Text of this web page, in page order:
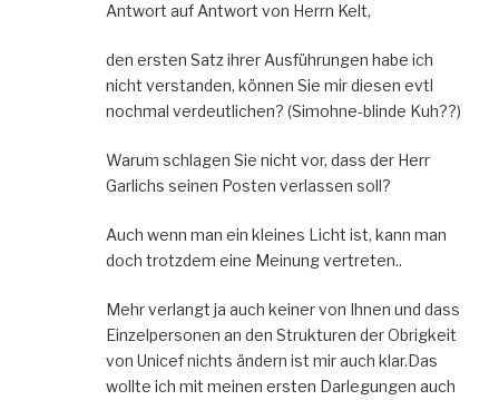
Antwort auf Antwort von Herrn Kelt,
den ersten Satz ihrer Ausführungen habe ich
nicht verstanden, können Sie mir diesen evtl
nochmal verdeutlichen? (Simohne-blinde Kuh??)
Warum schlagen Sie nicht vor, dass der Herr
Garlichs seinen Posten verlassen soll?
Auch wenn man ein kleines Licht ist, kann man
doch trotzdem eine Meinung vertreten..
Mehr verlangt ja auch keiner von Ihnen und dass
Einzelpersonen an den Strukturen der Obrigkeit
von Unicef nichts ändern ist mir auch klar.Das
wollte ich mit meinen ersten Darlegungen auch